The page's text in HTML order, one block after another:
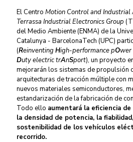
El Centro Motion Control and Industrial
Terrassa Industrial Electronics Group
del Medio Ambiente (ENMA) de la
Catalunya - BarcelonaTech (UPC)
(Reinventing High-performance pOwer
Duty electric trAnSport), un proyecto
mejorarán los sistemas de propulsión
arquitecturas de tracción múltiple con
nuevos materiales semiconductores,
estandarización de la fabricación de
Todo ello aumentará la eficiencia
la densidad de potencia, la
sostenibilidad de los vehículos
recorrido.